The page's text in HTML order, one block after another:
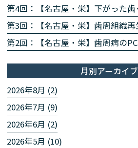
月別アーカイブ
2026年8月 (2)
2026年7月 (9)
2026年6月 (2)
2026年5月 (10)